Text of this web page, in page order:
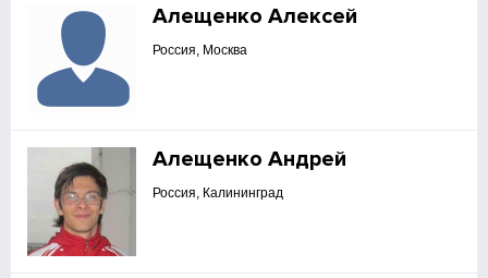
Алещенко Алексей
Россия, Москва
Алещенко Андрей
Россия, Калининград